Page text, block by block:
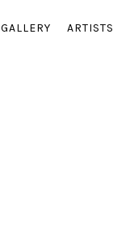
GALLERY ARTISTS